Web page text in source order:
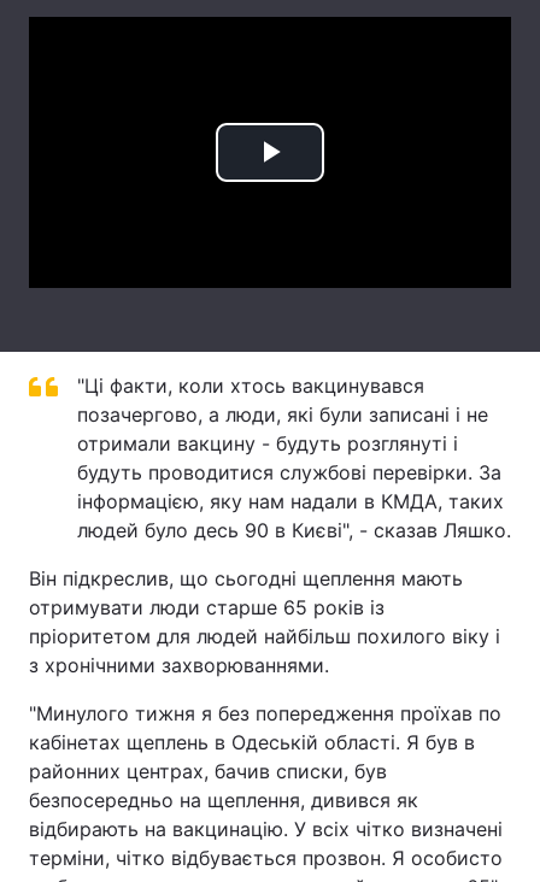
Послуги
Тема оформлення
Play
"Ці факти, коли хтось вакцинувався
позачергово, а люди, які були записані і не
отримали вакцину - будуть розглянуті і
будуть проводитися службові перевірки. За
інформацією, яку нам надали в КМДА, таких
людей було десь 90 в Києві", - сказав Ляшко.
Він підкреслив, що сьогодні щеплення мають
отримувати люди старше 65 років із
пріоритетом для людей найбільш похилого віку і
з хронічними захворюваннями.
"Минулого тижня я без попередження проїхав по
кабінетах щеплень в Одеській області. Я був в
районних центрах, бачив списки, був
безпосередньо на щеплення, дивився як
відбирають на вакцинацію. У всіх чітко визначені
терміни, чітко відбувається прозвон. Я особисто